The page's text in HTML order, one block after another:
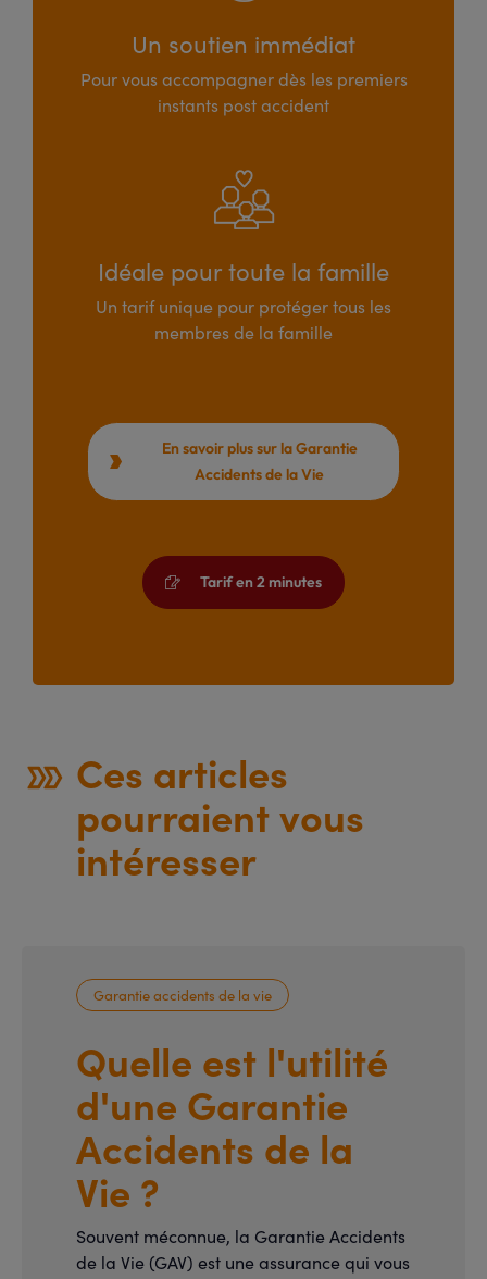
Un soutien immédiat
Pour vous accompagner dès les premiers
instants post accident
Idéale pour toute la famille
Un tarif unique pour protéger tous les
membres de la famille

En savoir plus sur la Garantie
Accidents de la Vie
 Tarif en 2 minutes
Ces articles
pourraient vous
intéresser
Garantie accidents de la vie
Quelle est l'utilité
d'une Garantie
Accidents de la
Vie ?
Souvent méconnue, la Garantie Accidents
de la Vie (GAV) est une assurance qui vous